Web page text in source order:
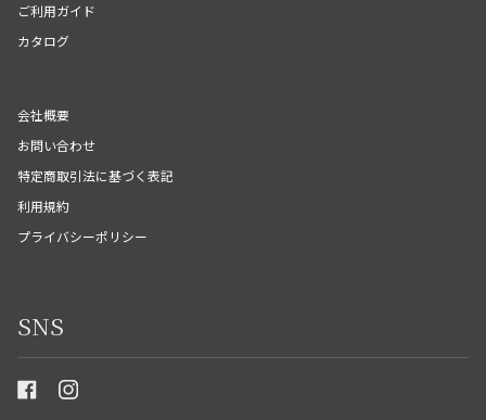
ご利用ガイド
カタログ
会社概要
お問い合わせ
特定商取引法に基づく表記
利用規約
プライバシーポリシー
SNS